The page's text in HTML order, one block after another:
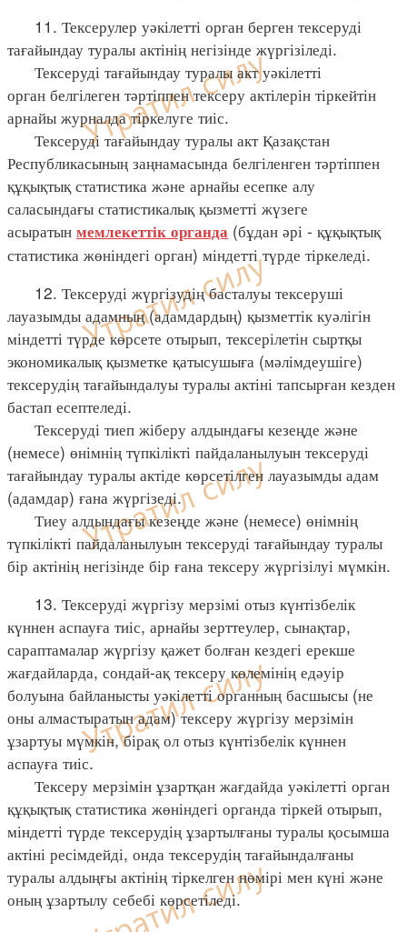
11. Тексерулер уәкілетті орган берген тексеруді
тағайындау туралы актінің негізінде жүргізіледі.
Тексеруді тағайындау туралы акт уәкілетті
орган белгілеген тәртіппен тексеру актілерін тіркейтін
арнайы журналда тіркелуге тиіс.
Тексеруді тағайындау туралы акт Қазақстан
Республикасының заңнамасында белгіленген тәртіппен
құқықтық статистика және арнайы есепке алу
саласындағы статистикалық қызметті жүзеге
асыратын мемлекеттік органда (бұдан әрі - құқықтық
статистика жөніндегі орган) міндетті түрде тіркеледі.
12. Тексеруді жүргізудің басталуы тексеруші
лауазымды адамның (адамдардың) қызметтік куәлігін
міндетті түрде көрсете отырып, тексерілетін сыртқы
экономикалық қызметке қатысушыға (мәлімдеушіге)
тексерудің тағайындалуы туралы актіні тапсырған кезден
бастап есептеледі.
Тексеруді тиеп жіберу алдындағы кезеңде және
(немесе) өнімнің түпкілікті пайдаланылуын тексеруді
тағайындау туралы актіде көрсетілген лауазымды адам
(адамдар) ғана жүргізеді.
Тиеу алдындағы кезеңде және (немесе) өнімнің
түпкілікті пайдаланылуын тексеруді тағайындау туралы
бір актінің негізінде бір ғана тексеру жүргізілуі мүмкін.
13. Тексеруді жүргізу мерзімі отыз күнтізбелік
күннен аспауға тиіс, арнайы зерттеулер, сынақтар,
сараптамалар жүргізу қажет болған кездегі ерекше
жағдайларда, сондай-ақ тексеру көлемінің едәуір
болуына байланысты уәкілетті органның басшысы (не
оны алмастыратын адам) тексеру жүргізу мерзімін
ұзартуы мүмкін, бірақ ол отыз күнтізбелік күннен
аспауға тиіс.
Тексеру мерзімін ұзартқан жағдайда уәкілетті орган
құқықтық статистика жөніндегі органда тіркей отырып,
міндетті түрде тексерудің ұзартылғаны туралы қосымша
актіні ресімдейді, онда тексерудің тағайындалғаны
туралы алдыңғы актінің тіркелген нөмірі мен күні және
оның ұзартылу себебі көрсетіледі.